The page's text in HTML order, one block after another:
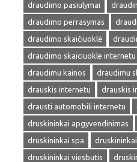
draudimo pasiulymai
draudimo perrasymas
draudimo skaičiuoklė
draudimo skaiciuokle internetu
draudimu kainos
draudimu
drauskis internetu
drauskis
drausti automobili internetu
druskininkai apgyvendinimas
druskininkai spa
druskininkai viesbutis